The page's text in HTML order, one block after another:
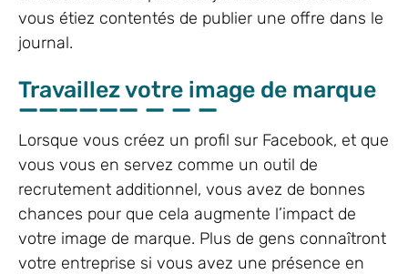
vous étiez contentés de publier une offre dans le
journal.
Travaillez votre image de marque
Lorsque vous créez un profil sur Facebook, et que
vous vous en servez comme un outil de
recrutement additionnel, vous avez de bonnes
chances pour que cela augmente l’impact de
votre image de marque. Plus de gens connaîtront
votre entreprise si vous avez une présence en